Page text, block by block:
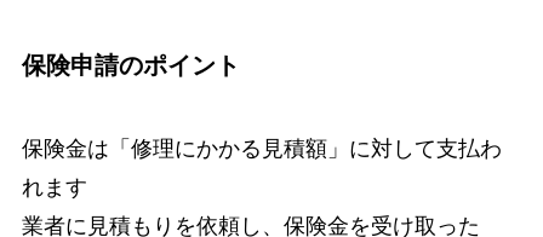
保険申請のポイント
保険金は「修理にかかる見積額」に対して支払わ
れます
業者に見積もりを依頼し、保険金を受け取った